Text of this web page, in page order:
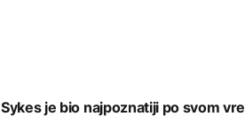
Sykes je bio najpoznatiji po svom